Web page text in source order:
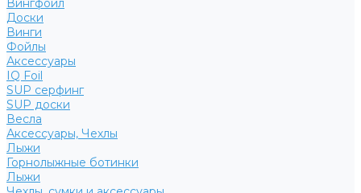
Вингфоил
Доски
Винги
Фойлы
Аксессуары
IQ Foil
SUP серфинг
SUP доски
Весла
Аксессуары, Чехлы
Лыжи
Горнолыжные ботинки
Лыжи